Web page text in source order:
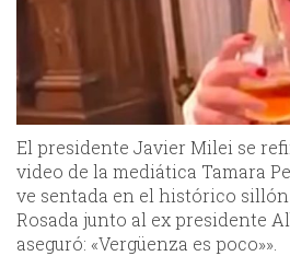
El presidente Javier Milei se
video de la mediática Tamara
ve sentada en el histórico sillón
Rosada junto al ex presidente
aseguró: «Vergüenza es poco»».